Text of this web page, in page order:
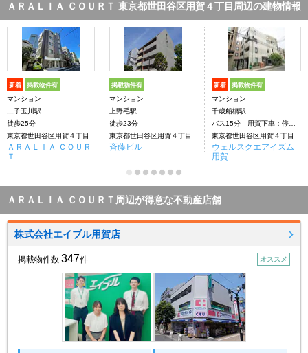
ＡＲＡＬＩＡ ＣＯＵＲＴ 東京都世田谷区用賀４丁目周辺の建物情報
新着 掲載物件有
マンション
二子玉川駅
徒歩25分
東京都世田谷区用賀４丁目
ＡＲＡＬＩＡ ＣＯＵＲ
Ｔ
掲載物件有
マンション
上野毛駅
徒歩23分
東京都世田谷区用賀４丁目
斉藤ビル
新着 掲載物件有
マンション
千歳船橋駅
バス15分 用賀下車：停歩4分
東京都世田谷区用賀４丁目
ウェルスクエアイズム
用賀
ＡＲＡＬＩＡ ＣＯＵＲＴ周辺が得意な不動産店舗
株式会社エイブル用賀店
掲載物件数:347件 オススメ